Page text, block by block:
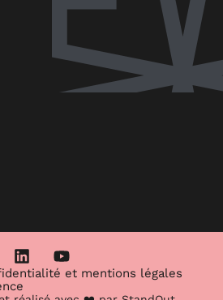
L
i
n
Y
o
et mentions légales